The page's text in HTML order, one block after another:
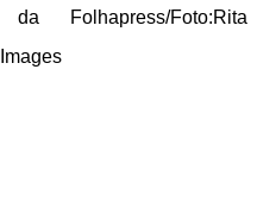
Folhapress/Foto:Rita